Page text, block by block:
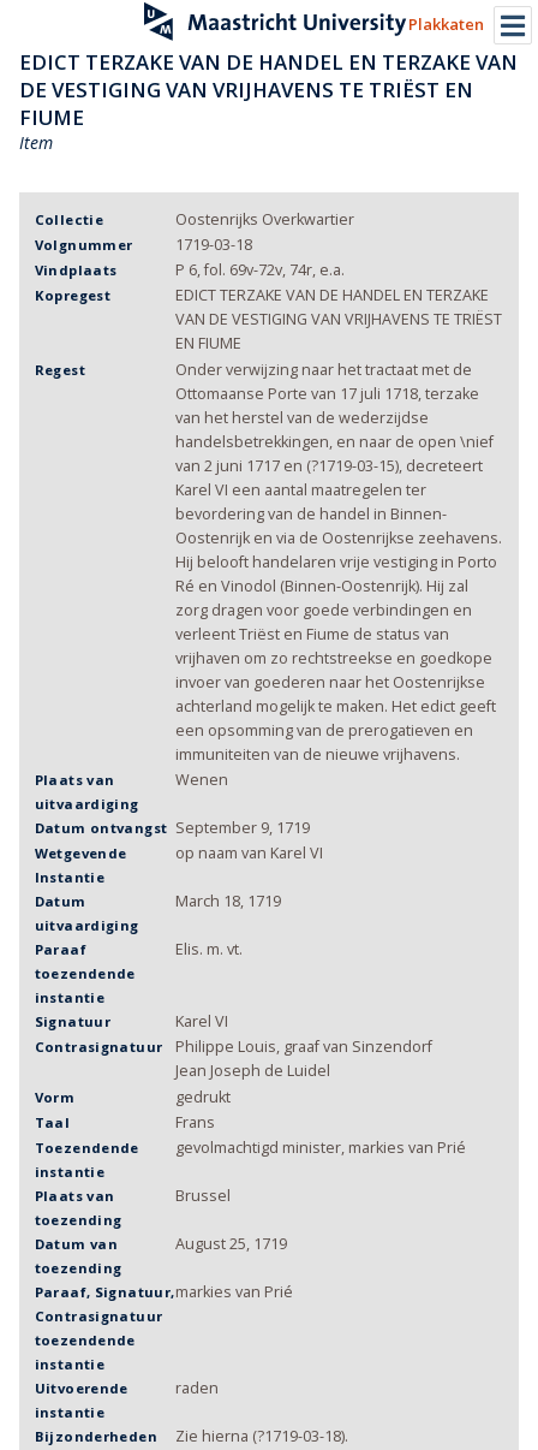
Plakkaten
EDICT TERZAKE VAN DE HANDEL EN TERZAKE VAN
DE VESTIGING VAN VRIJHAVENS TE TRIËST EN
FIUME
Item
Collectie Oostenrijks Overkwartier
Volgnummer 1719-03-18
Vindplaats P 6, fol. 69v-72v, 74r, e.a.
Kopregest
EDICT TERZAKE VAN DE HANDEL EN TERZAKE
VAN DE VESTIGING VAN VRIJHAVENS TE TRIËST
EN FIUME
Regest
Onder verwijzing naar het tractaat met de
Ottomaanse Porte van 17 juli 1718, terzake
van het herstel van de wederzijdse
handelsbetrekkingen, en naar de open \nief
van 2 juni 1717 en (?1719-03-15), decreteert
Karel VI een aantal maatregelen ter
bevordering van de handel in Binnen-
Oostenrijk en via de Oostenrijkse zeehavens.
Hij belooft handelaren vrije vestiging in Porto
Ré en Vinodol (Binnen-Oostenrijk). Hij zal
zorg dragen voor goede verbindingen en
verleent Triëst en Fiume de status van
vrijhaven om zo rechtstreekse en goedkope
invoer van goederen naar het Oostenrijkse
achterland mogelijk te maken. Het edict geeft
een opsomming van de prerogatieven en
immuniteiten van de nieuwe vrijhavens.
Plaats van
uitvaardiging
Wenen
Datum ontvangst September 9, 1719
Wetgevende
Instantie
op naam van Karel VI
Datum
uitvaardiging
March 18, 1719
Paraaf
toezendende
instantie
Elis. m. vt.
Signatuur Karel VI
Contrasignatuur
Philippe Louis, graaf van Sinzendorf
Jean Joseph de Luidel
Vorm gedrukt
Taal Frans
Toezendende
instantie
gevolmachtigd minister, markies van Prié
Plaats van
toezending
Brussel
Datum van
toezending
August 25, 1719
Paraaf, Signatuur,
Contrasignatuur
toezendende
instantie
markies van Prié
Uitvoerende
instantie
raden
Bijzonderheden Zie hierna (?1719-03-18).